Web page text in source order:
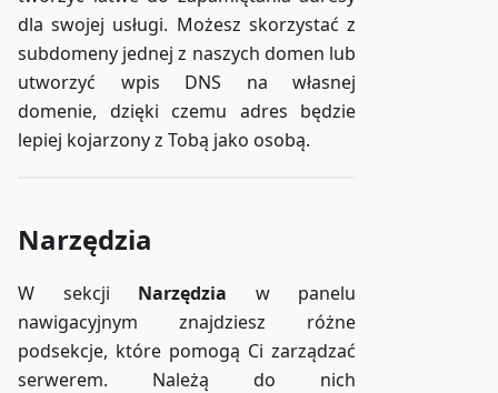
dla swojej usługi. Możesz skorzystać z
subdomeny jednej z naszych domen lub
utworzyć wpis DNS na własnej
domenie, dzięki czemu adres będzie
lepiej kojarzony z Tobą jako osobą.
Narzędzia
W sekcji Narzędzia w panelu
nawigacyjnym znajdziesz różne
podsekcje, które pomogą Ci zarządzać
serwerem. Należą do nich